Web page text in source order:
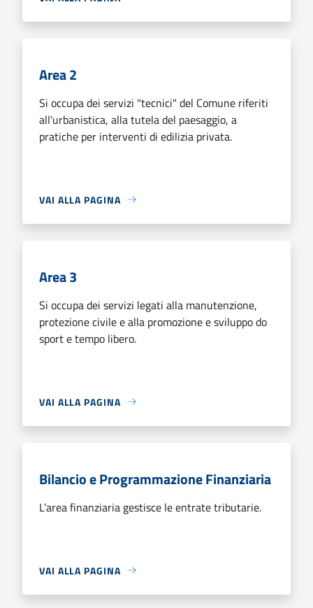
Area 2
Si occupa dei servizi "tecnici" del Comune riferiti
all'urbanistica, alla tutela del paesaggio, a
pratiche per interventi di edilizia privata.
VAI ALLA PAGINA
Area 3
Si occupa dei servizi legati alla manutenzione,
protezione civile e alla promozione e sviluppo do
sport e tempo libero.
VAI ALLA PAGINA
Bilancio e Programmazione Finanziaria
L’area finanziaria gestisce le entrate tributarie.
VAI ALLA PAGINA